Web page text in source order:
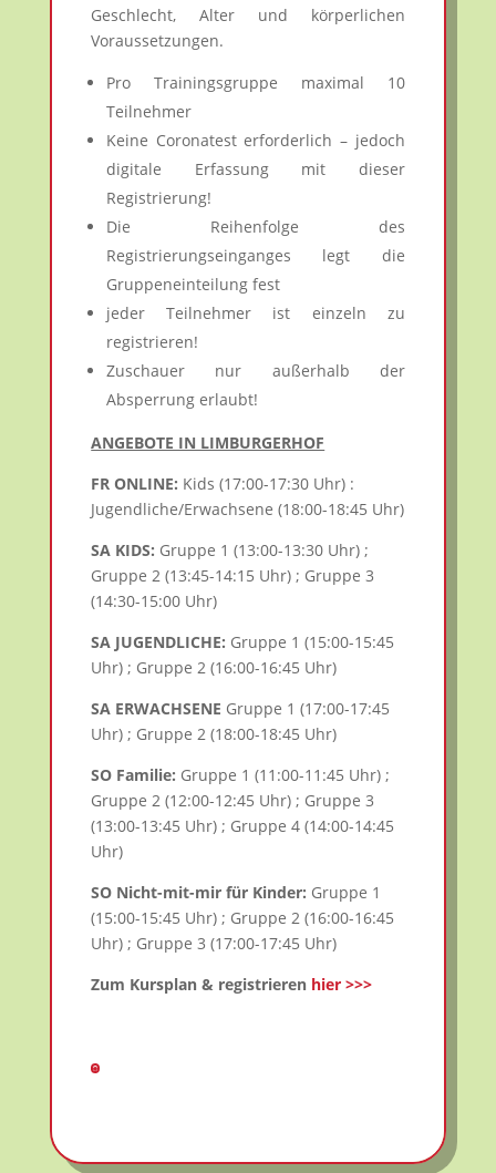
Geschlecht, Alter und körperlichen
Voraussetzungen.
Pro Trainingsgruppe maximal 10
Teilnehmer
Keine Coronatest erforderlich – jedoch
digitale Erfassung mit dieser
Registrierung!
Die Reihenfolge des
Registrierungseinganges legt die
Gruppeneinteilung fest
jeder Teilnehmer ist einzeln zu
registrieren!
Zuschauer nur außerhalb der
Absperrung erlaubt!
ANGEBOTE IN LIMBURGERHOF
FR ONLINE: Kids (17:00-17:30 Uhr) :
Jugendliche/Erwachsene (18:00-18:45 Uhr)
SA KIDS: Gruppe 1 (13:00-13:30 Uhr) ;
Gruppe 2 (13:45-14:15 Uhr) ; Gruppe 3
(14:30-15:00 Uhr)
SA JUGENDLICHE: Gruppe 1 (15:00-15:45
Uhr) ; Gruppe 2 (16:00-16:45 Uhr)
SA ERWACHSENE Gruppe 1 (17:00-17:45
Uhr) ; Gruppe 2 (18:00-18:45 Uhr)
SO Familie: Gruppe 1 (11:00-11:45 Uhr) ;
Gruppe 2 (12:00-12:45 Uhr) ; Gruppe 3
(13:00-13:45 Uhr) ; Gruppe 4 (14:00-14:45
Uhr)
SO Nicht-mit-mir für Kinder: Gruppe 1
(15:00-15:45 Uhr) ; Gruppe 2 (16:00-16:45
Uhr) ; Gruppe 3 (17:00-17:45 Uhr)
Zum Kursplan & registrieren hier >>>